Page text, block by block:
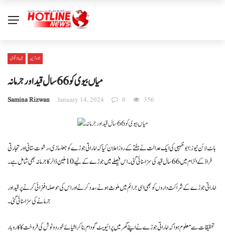
بین الا قوامی تازہ ترین
میاں بیوی کو 66 سال قیداورجرمانہ
Samina Rizwan January 14, 2024 0 356
ہاٹ لائن نیوز : ابوظہبی کی ایک عدالت نے ہفتے کے روز اعلان کیا کہ اماراتی جوڑے کو جعلسازی، رشوت ستانی اور تجارتی
فراڈ کے الزام میں 66 سال قید کی سزا سنائی گئی۔ اس فیصلے میں جوڑے کے لیے 10 ملین ڈالر کا جرمانہ بھی شامل ہے۔
اماراتی جوڑے کے شراکت داروں کو بھی اسی جرائم میں ملوث ہونے، مدد کرنے اور اس کی حوصلہ افزائی کرنے پر قید اور
جرمانے کی سزا سنائی گئی۔
تحقیقات سے معلوم ہوا کہ اماراتی جوڑے نے اپنے گھر میں پرائیویٹ گودام بنا کر اشیائے خوردونوش کی فروخت کا کاروبار